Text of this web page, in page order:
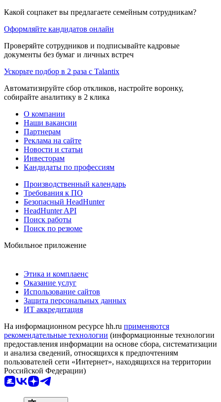
Какой соцпакет вы предлагаете семейным сотрудникам?
Оформляйте кандидатов онлайн
Проверяйте сотрудников и подписывайте кадровые
документы без бумаг и личных встреч
Ускорьте подбор в 2 раза с Talantix
Автоматизируйте сбор откликов, настройте воронку,
собирайте аналитику в 2 клика
О компании
Наши вакансии
Партнерам
Реклама на сайте
Новости и статьи
Инвесторам
Кандидаты по профессиям
Производственный календарь
Требования к ПО
Безопасный HeadHunter
HeadHunter API
Поиск работы
Поиск по резюме
Мобильное приложение
Этика и комплаенс
Оказание услуг
Использование сайтов
Защита персональных данных
ИТ аккредитация
На информационном ресурсе hh.ru применяются
рекомендательные технологии (информационные технологии
предоставления информации на основе сбора, систематизации
и анализа сведений, относящихся к предпочтениям
пользователей сети «Интернет», находящихся на территории
Российской Федерации)